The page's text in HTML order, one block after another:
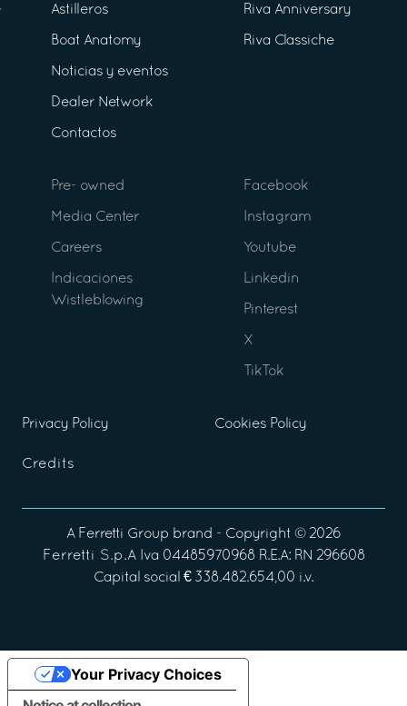
Astilleros
Boat Anatomy
Noticias y eventos
Dealer Network
Contactos
Riva Anniversary
Riva Classiche
Pre- owned
Media Center
Careers
Indicaciones
Wistleblowing
Facebook
Instagram
Youtube
Linkedin
Pinterest
X
TikTok
Privacy Policy Cookies Policy
Credits
A Ferretti Group brand - Copyright © 2026
Ferretti S.p.AIva 04485970968 R.E.A: RN 296608
Capital social € 338.482.654,00 i.v.
Your Privacy Choices